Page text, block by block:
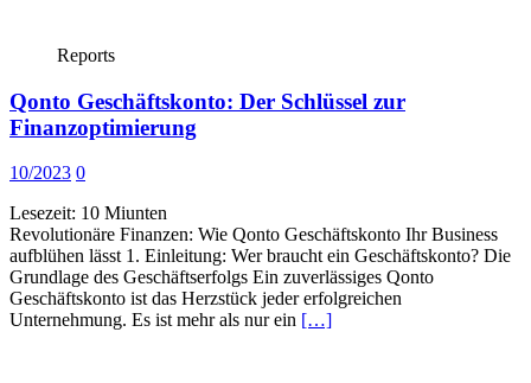
Reports
Qonto Geschäftskonto: Der Schlüssel zur
Finanzoptimierung
10/2023 0
Lesezeit: 10 Miunten
Revolutionäre Finanzen: Wie Qonto Geschäftskonto Ihr Business
aufblühen lässt 1. Einleitung: Wer braucht ein Geschäftskonto? Die
Grundlage des Geschäftserfolgs Ein zuverlässiges Qonto
Geschäftskonto ist das Herzstück jeder erfolgreichen
Unternehmung. Es ist mehr als nur ein […]